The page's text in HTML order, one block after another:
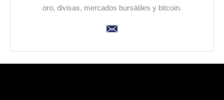
oro, divisas, mercados bursátiles y bitcoin.